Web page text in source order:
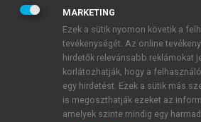
JELSZÓ
JELSZÓ ÚJRA
Kérek értesítést a MeRSZ
MARKETING
Ezek a sütik nyomon követik a
tevékenységét. Az online
hirdetők relevánsabb reklámokat
korlátozhatják, hogy a
egy hirdetést. Ezek a sütik más
is megoszthatják ezeket az
amelyek szinte mindig egy